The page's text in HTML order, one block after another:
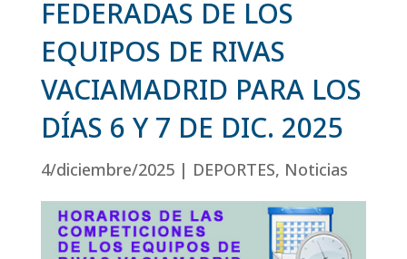
FEDERADAS DE LOS
EQUIPOS DE RIVAS
VACIAMADRID PARA LOS
DÍAS 6 Y 7 DE DIC. 2025
4/diciembre/2025| DEPORTES, Noticias